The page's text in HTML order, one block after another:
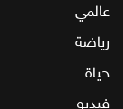
عالمي
رياضة
حياة
فيديو